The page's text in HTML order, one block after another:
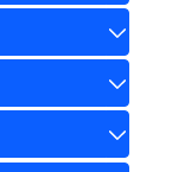
Toggle
Toggle
Toggle
Toggle